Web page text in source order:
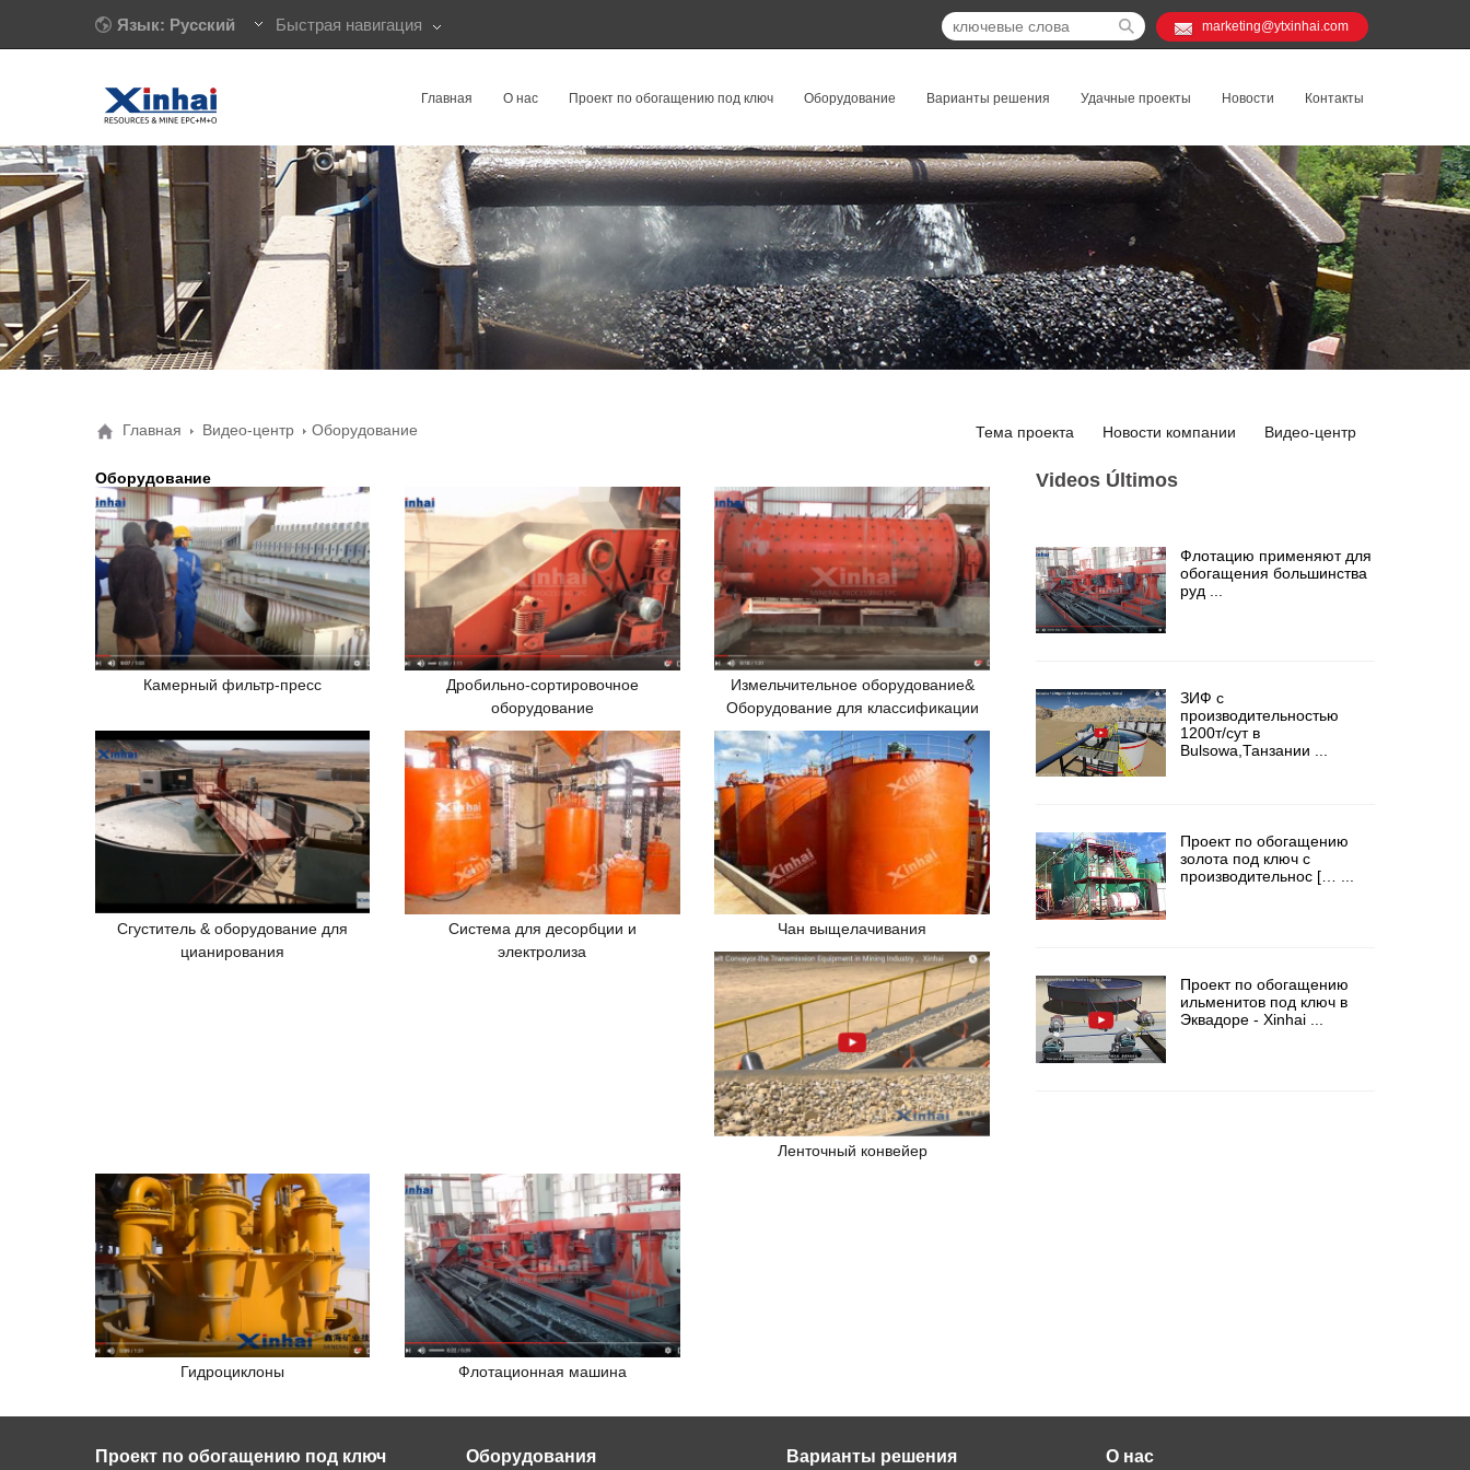
Язык: Русский Быстрая навигация marketing@ytxinhai.com
Контакты
Новости
Удачные проекты
Варианты решения
Оборудование
Проект по обогащению под ключ
О нас
Главная
Главная Видео-центр Оборудование Тема проекта Новости компании Видео-центр
Оборудование
Камерный фильтр-пресс
Дробильно-сортировочное
оборудование
Измельчительное оборудование&
Оборудование для классификации
Сгуститель & оборудование для
цианирования
Система для десорбции и
электролиза
Чан выщелачивания
Ленточный конвейер
Гидроциклоны Флотационная машина
Videos Últimos
Флотацию применяют для
обогащения большинства
руд ...
ЗИФ с
производительностью
1200т/сут в
Bulsowa,Танзании ...
Проект по обогащению
золота под ключ с
производительнос [… ...
Проект по обогащению
ильменитов под ключ в
Эквадоре - Xinhai ...
Проект по обогащению под ключ Оборудования Варианты решения О нас